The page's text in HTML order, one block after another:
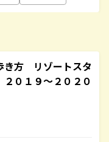
き方 リゾートスタ
０１９～２０２０